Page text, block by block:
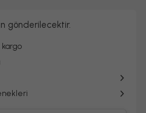
gönderilecektir.
kargo